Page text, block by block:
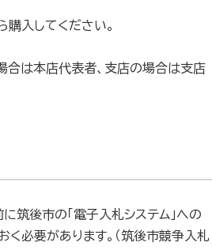
入してください。
合は本店代表者、支店の場合は支店
筑後市の「電子入札システム」への
く必要があります。（筑後市競争入札